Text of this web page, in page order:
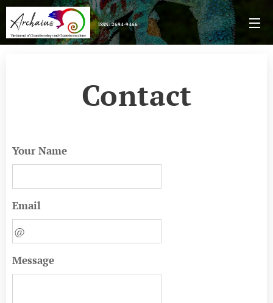
ISSN: 2694-9466
Contact
Your Name
Email
Message